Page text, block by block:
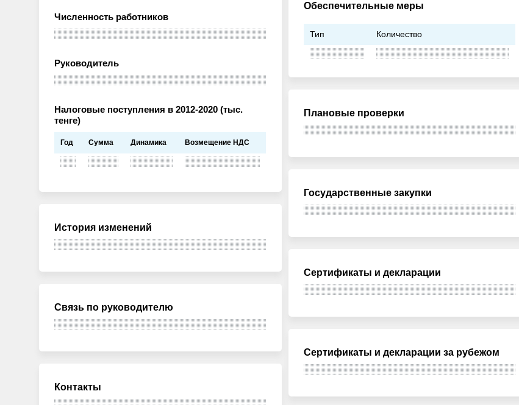
Численность работников
Руководитель
Налоговые поступления в 2012-2020 (тыс.
тенге)
Год Сумма Динамика Возмещение НДС
История изменений
Связь по руководителю
Контакты
Обеспечительные меры
Тип Количество
Плановые проверки
Государственные закупки
Сертификаты и декларации
Сертификаты и декларации за рубежом